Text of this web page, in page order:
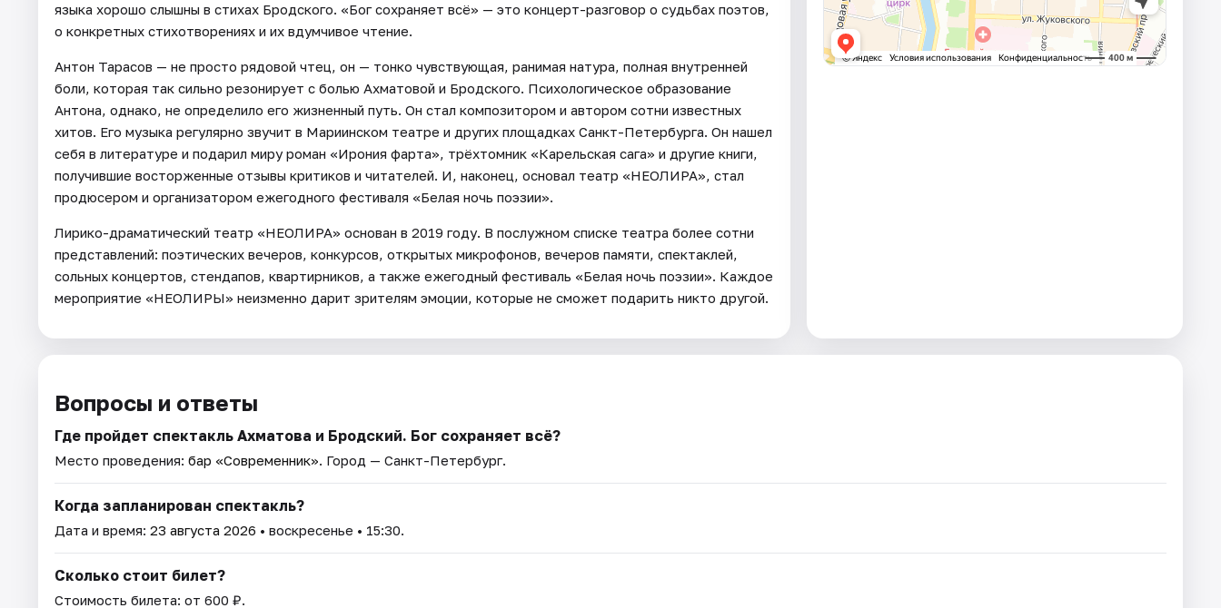
языка хорошо слышны в стихах Бродского. «Бог сохраняет всё» — это концерт-разговор о судьбах поэтов,
о конкретных стихотворениях и их вдумчивое чтение.
Антон Тарасов — не просто рядовой чтец, он — тонко чувствующая, ранимая натура, полная внутренней
боли, которая так сильно резонирует с болью Ахматовой и Бродского. Психологическое образование
Антона, однако, не определило его жизненный путь. Он стал композитором и автором сотни известных
хитов. Его музыка регулярно звучит в Мариинском театре и других площадках Санкт-Петербурга. Он нашел
себя в литературе и подарил миру роман «Ирония фарта», трёхтомник «Карельская сага» и другие книги,
получившие восторженные отзывы критиков и читателей. И, наконец, основал театр «НЕОЛИРА», стал
продюсером и организатором ежегодного фестиваля «Белая ночь поэзии».
Лирико-драматический театр «НЕОЛИРА» основан в 2019 году. В послужном списке театра более сотни
представлений: поэтических вечеров, конкурсов, открытых микрофонов, вечеров памяти, спектаклей,
сольных концертов, стендапов, квартирников, а также ежегодный фестиваль «Белая ночь поэзии». Каждое
мероприятие «НЕОЛИРЫ» неизменно дарит зрителям эмоции, которые не сможет подарить никто другой.
Вопросы и ответы
Где пройдет спектакль Ахматова и Бродский. Бог сохраняет всё?
Место проведения: бар «Современник». Город — Санкт-Петербург.
Когда запланирован спектакль?
Дата и время: 23 августа 2026 • воскресенье • 15:30.
Сколько стоит билет?
Стоимость билета: от 600 ₽.